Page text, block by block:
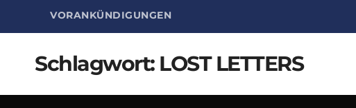
VORANKÜNDIGUNGEN
Schlagwort: LOST LETTERS